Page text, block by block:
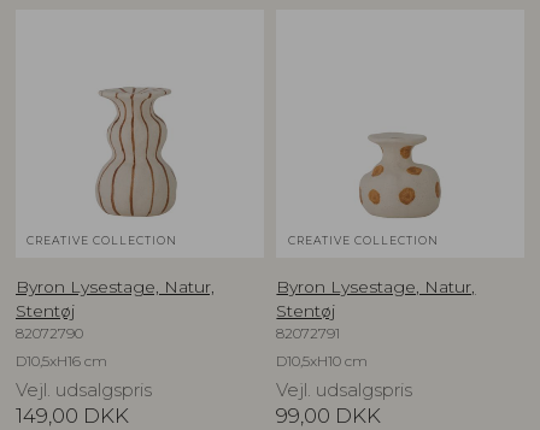
CREATIVE COLLECTION
Byron Lysestage, Natur,
Stentøj
82072790
D10,5xH16 cm
Vejl. udsalgspris
149,00 DKK
CREATIVE COLLECTION
Byron Lysestage, Natur,
Stentøj
82072791
D10,5xH10 cm
Vejl. udsalgspris
99,00 DKK